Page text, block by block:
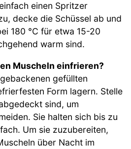
einen Spritzer
decke die Schüssel ab und
180 °C für etwa 15-20
warm sind.
Muscheln einfrieren?
gefüllten
Form lagern. Stelle
sind, um
Sie halten sich bis zu
Um sie zuzubereiten,
über Nacht im